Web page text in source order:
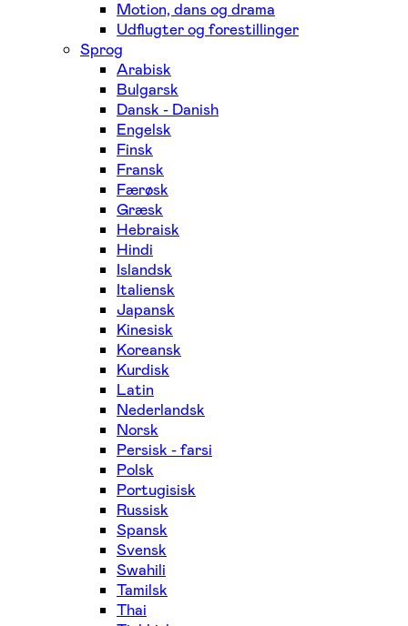
Motion, dans og drama
Udflugter og forestillinger
Sprog
Arabisk
Bulgarsk
Dansk - Danish
Engelsk
Finsk
Fransk
Færøsk
Græsk
Hebraisk
Hindi
Islandsk
Italiensk
Japansk
Kinesisk
Koreansk
Kurdisk
Latin
Nederlandsk
Norsk
Persisk - farsi
Polsk
Portugisisk
Russisk
Spansk
Svensk
Swahili
Tamilsk
Thai